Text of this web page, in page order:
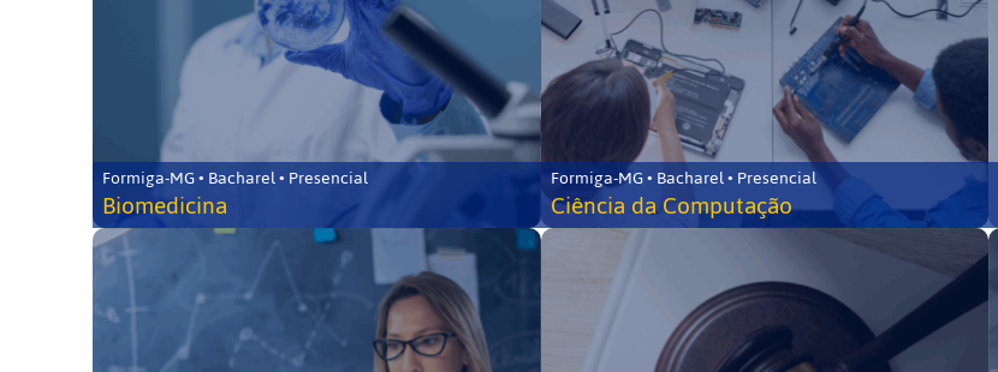
Formiga-MG • Bacharel • Presencial
Biomedicina
Formiga-MG • Bacharel • Presencial
Ciência da Computação